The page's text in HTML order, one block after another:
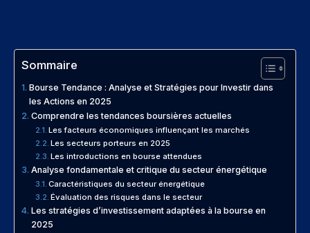
Sommaire
Bourse Tendance : Analyse et Stratégies pour Investir dans
les Actions en 2025
Comprendre les tendances boursières actuelles
Les facteurs économiques influençant les marchés
Les secteurs porteurs en 2025
Les introductions en bourse attendues
Analyse fondamentale et critique du secteur énergétique
Caractéristiques du secteur énergétique
Évaluation des risques dans le secteur
Les stratégies d’investissement adaptées à la bourse en
2025